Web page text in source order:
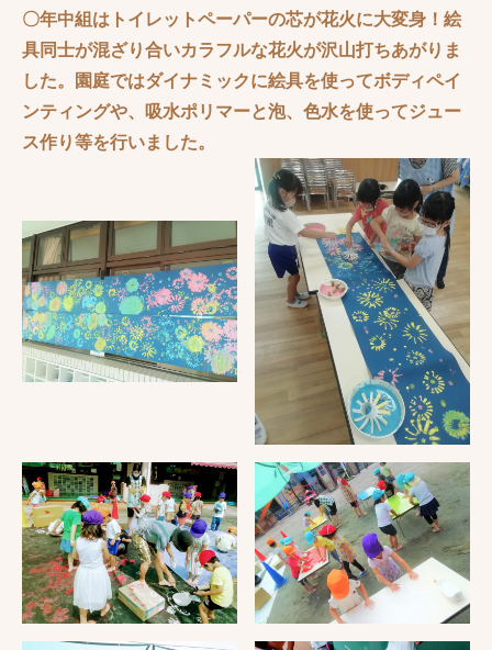
〇年中組はトイレットペーパーの芯が花火に大変身！絵
具同士が混ざり合いカラフルな花火が沢山打ちあがりま
した。園庭ではダイナミックに絵具を使ってボディペイ
ンティングや、吸水ポリマーと泡、色水を使ってジュー
ス作り等を行いました。